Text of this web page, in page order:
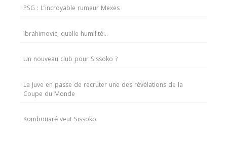
PSG : L’incroyable rumeur Mexes
Ibrahimovic, quelle humilité…
Un nouveau club pour Sissoko ?
La Juve en passe de recruter une des révélations de la
Coupe du Monde
Kombouaré veut Sissoko